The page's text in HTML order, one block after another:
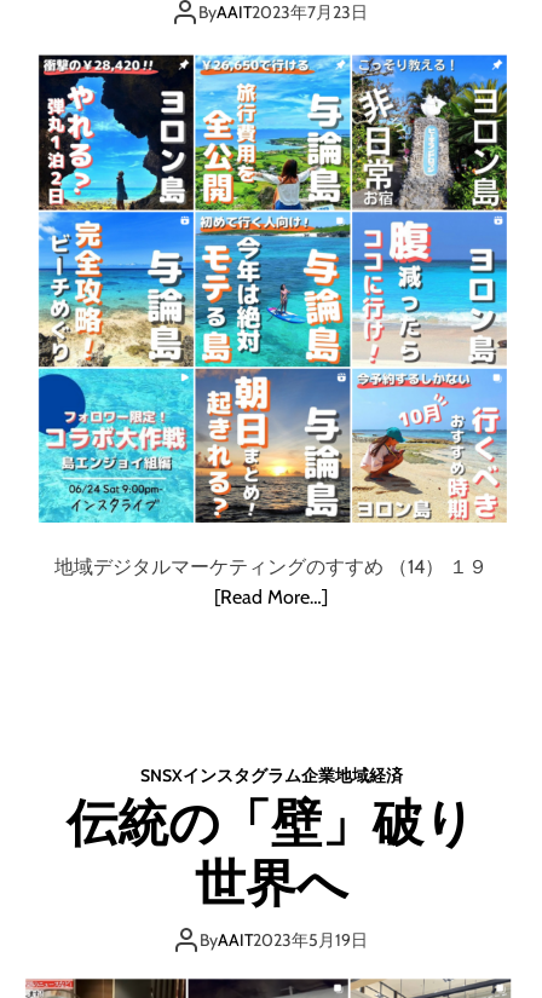
ByAAIT2023年7月23日
地域デジタルマーケティングのすすめ （14） １９
[Read More…]
SNSXインスタグラム企業地域経済
伝統の「壁」破り
世界へ
ByAAIT2023年5月19日